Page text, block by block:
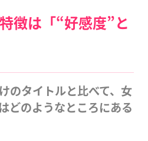
徴は「“好感度”と
タイトルと比べて、女
どのようなところにある